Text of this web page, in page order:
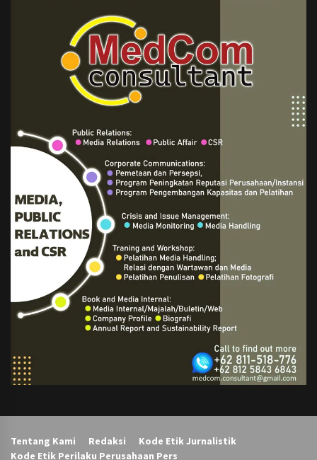
Tentang Kami Redaksi
Kode Etik Jurnalistik
Kode Etik Perilaku Perusahaan Pers